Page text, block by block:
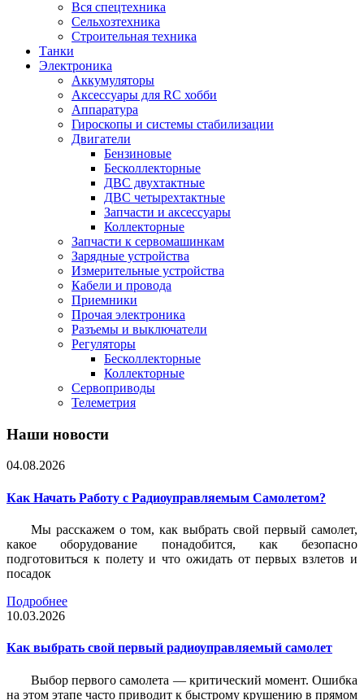
Вся спецтехника
Сельхозтехника
Строительная техника
Танки
Электроника
Аккумуляторы
Аксессуары для RC хобби
Аппаратура
Гироскопы и системы стабилизации
Двигатели
Бензиновые
Бесколлекторные
ДВС двухтактные
ДВС четырехтактные
Запчасти и аксессуары
Коллекторные
Запчасти к сервомашинкам
Зарядные устройства
Измерительные устройства
Кабели и провода
Приемники
Прочая электроника
Разъемы и выключатели
Регуляторы
Бесколлекторные
Коллекторные
Сервоприводы
Телеметрия
Наши новости
04.08.2026
Как Начать Работу с Радиоуправляемым Самолетом?
Мы расскажем о том, как выбрать свой первый самолет,
какое оборудование понадобится, как безопасно
подготовиться к полету и что ожидать от первых взлетов и
посадок
Подробнее
10.03.2026
Как выбрать свой первый радиоуправляемый самолет
Выбор первого самолета — критический момент. Ошибка
на этом этапе часто приводит к быстрому крушению в прямом